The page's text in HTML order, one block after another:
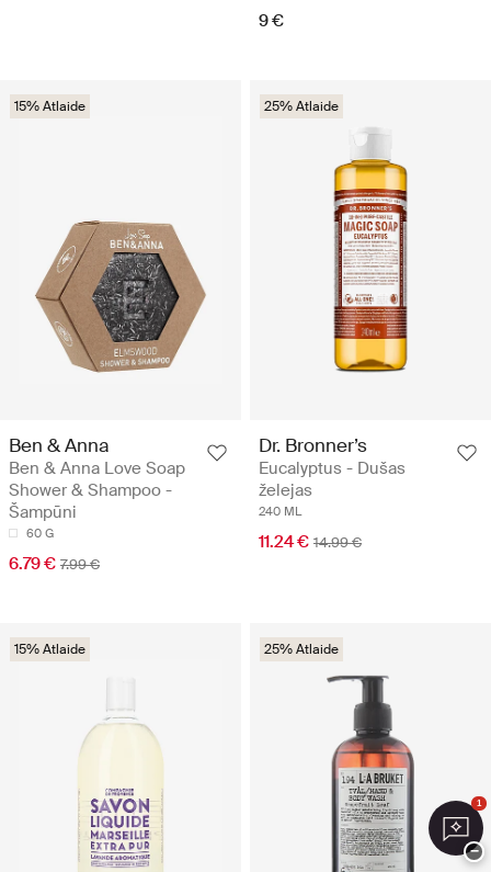
9 €
15% Atlaide
Ben & Anna
Ben & Anna Love Soap
Shower & Shampoo -
Šampūni
60 G
6.79 € 7.99 €
25% Atlaide
Dr. Bronner’s
Eucalyptus - Dušas
želejas
240 ML
11.24 € 14.99 €
15% Atlaide 25% Atlaide
1
−